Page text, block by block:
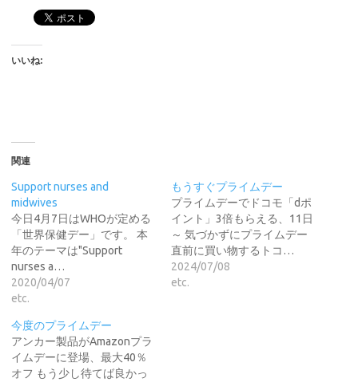
いいね:
関連
Support nurses and
midwives
今日4月7日はWHOが定める
「世界保健デー」です。 本
年のテーマは"Support
nurses a…
2020/04/07
etc.
もうすぐプライムデー
プライムデーでドコモ「dポ
イント」3倍もらえる、11日
～ 気づかずにプライムデー
直前に買い物するトコ…
2024/07/08
etc.
今度のプライムデー
アンカー製品がAmazonプラ
イムデーに登場、最大40％
オフ もう少し待てば良かっ